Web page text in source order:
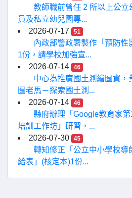
教師職前曾任 2 所以上公
員及私立幼兒園專...
2026-07-17
51
內政部警政署製作「預防性
1份，請學校加強宣...
2026-07-14
46
中心為推廣國土測繪圖資，
圖老馬－探索國土測...
2026-07-14
46
縣府辦理「Google教育家
培訓工作坊」研習，...
2026-07-30
45
轉知修正「公立中小學校導
給表」(核定本)1份...